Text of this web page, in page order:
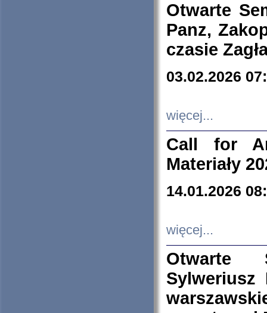
Otwarte
Panz,
czasie
03.02.2026
więcej...
Call for
Materiały
14.01.2026
więcej...
Otwarte
Sylweriusz